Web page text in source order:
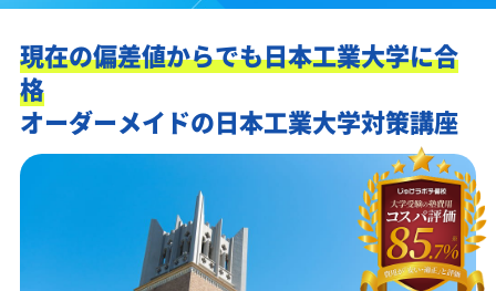
現在の偏差値からでも日本工業大学に合
格
オーダーメイドの日本工業大学対策講座